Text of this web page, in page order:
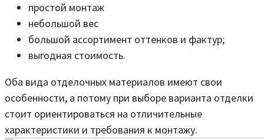
простой монтаж
небольшой вес
большой ассортимент оттенков и фактур;
выгодная стоимость.
Оба вида отделочных материалов имеют свои
особенности, а потому при выборе варианта отделки
стоит ориентироваться на отличительные
характеристики и требования к монтажу.